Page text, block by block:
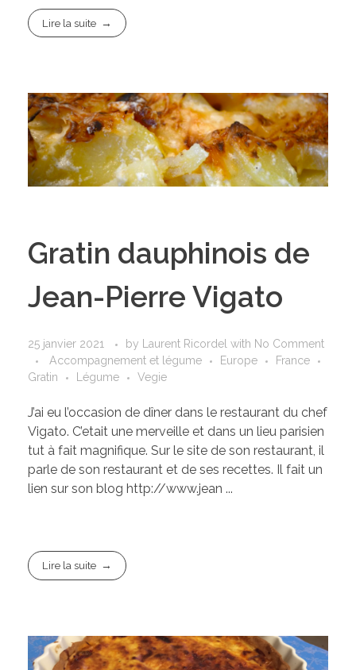
Lire la suite
Gratin dauphinois de
Jean-Pierre Vigato
25 janvier 2021 by Laurent Ricordel with No Comment
Accompagnement et légume
Europe
France
Gratin
Légume Vegie
J’ai eu l’occasion de dîner dans le restaurant du chef
Vigato. C’etait une merveille et dans un lieu parisien
tut à fait magnifique. Sur le site de son restaurant, il
parle de son restaurant et de ses recettes. Il fait un
lien sur son blog http://www.jean ...
Lire la suite